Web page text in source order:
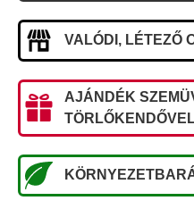
VALÓDI, LÉTEZŐ
AJÁNDÉK